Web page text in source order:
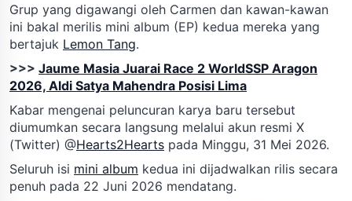
Grup yang digawangi oleh Carmen dan kawan-kawan
ini bakal merilis mini album (EP) kedua mereka yang
bertajuk Lemon Tang.
>>> Jaume Masia Juarai Race 2 WorldSSP Aragon
2026, Aldi Satya Mahendra Posisi Lima
Kabar mengenai peluncuran karya baru tersebut
diumumkan secara langsung melalui akun resmi X
(Twitter) @Hearts2Hearts pada Minggu, 31 Mei 2026.
Seluruh isi mini album kedua ini dijadwalkan rilis secara
penuh pada 22 Juni 2026 mendatang.